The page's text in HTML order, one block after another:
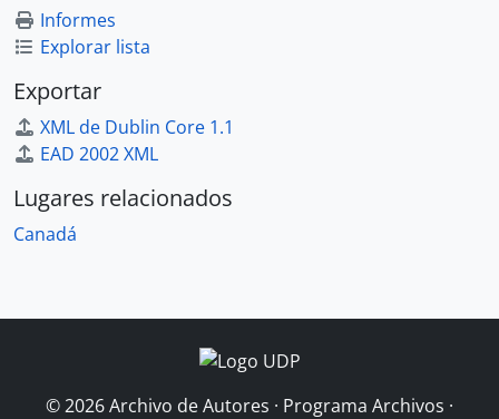
Informes
Explorar lista
Exportar
XML de Dublin Core 1.1
EAD 2002 XML
Lugares relacionados
Canadá
© 2026 Archivo de Autores · Programa Archivos ·